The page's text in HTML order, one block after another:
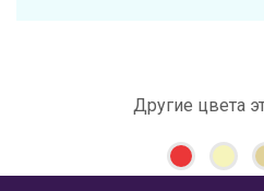
Другие цвета